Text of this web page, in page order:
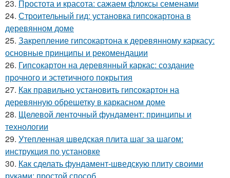
23. Простота и красота: сажаем флоксы семенами
24. Строительный гид: установка гипсокартона в
деревянном доме
25. Закрепление гипсокартона к деревянному каркасу:
основные принципы и рекомендации
26. Гипсокартон на деревянный каркас: создание
прочного и эстетичного покрытия
27. Как правильно установить гипсокартон на
деревянную обрешетку в каркасном доме
28. Щелевой ленточный фундамент: принципы и
технологии
29. Утепленная шведская плита шаг за шагом:
инструкция по установке
30. Как сделать фундамент-шведскую плиту своими